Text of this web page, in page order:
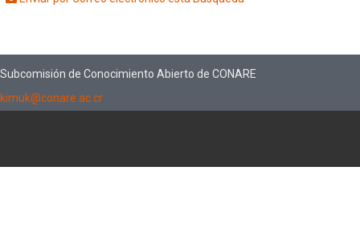
Subcomisión de Conocimiento Abierto de CONARE
kimuk@conare.ac.cr